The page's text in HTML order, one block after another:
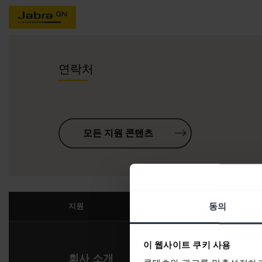
동의
이 웹사이트 쿠키 사용
연락처
모든 지원 콘텐츠
지원
회사 소개 당사